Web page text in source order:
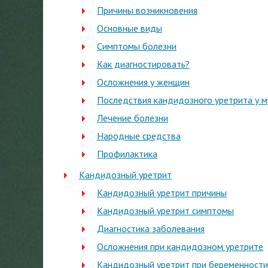
Причины возникновения
Основные виды
Симптомы болезни
Как диагностировать?
Осложнения у женщин
Последствия кандидозного уретрита у
Лечение болезни
Народные средства
Профилактика
Кандидозный уретрит
Кандидозный уретрит причины
Кандидозный уретрит симптомы
Диагностика заболевания
Осложнения при кандидозном уретрите
Кандидозный уретрит при беременности